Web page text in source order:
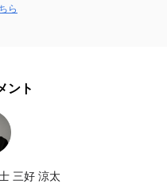
ら
ント
三好 涼太